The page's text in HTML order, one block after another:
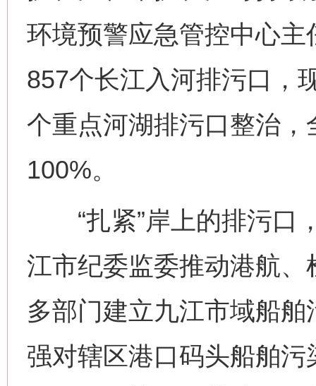
环境预警应急管控中心
857个长江入河排污口，
个重点河湖排污口整治
100%。
“扎紧”岸上的排污口
江市纪委监委推动港航
多部门建立九江市域船
强对辖区港口码头船舶